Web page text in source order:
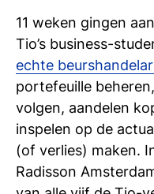
11 weken gingen
Tio’s business-
echte
portefeuille
volgen, aandelen
inspelen op de
(of verlies) maken.
Radisson